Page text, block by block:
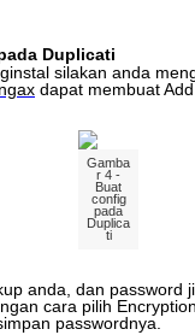
Duplicati
silakan anda
ngax dapat membuatAdd
Gamba
r 4 -
Buat
config
pada
Duplica
ti
anda dan password
cara pilih Encryption
passwordnya